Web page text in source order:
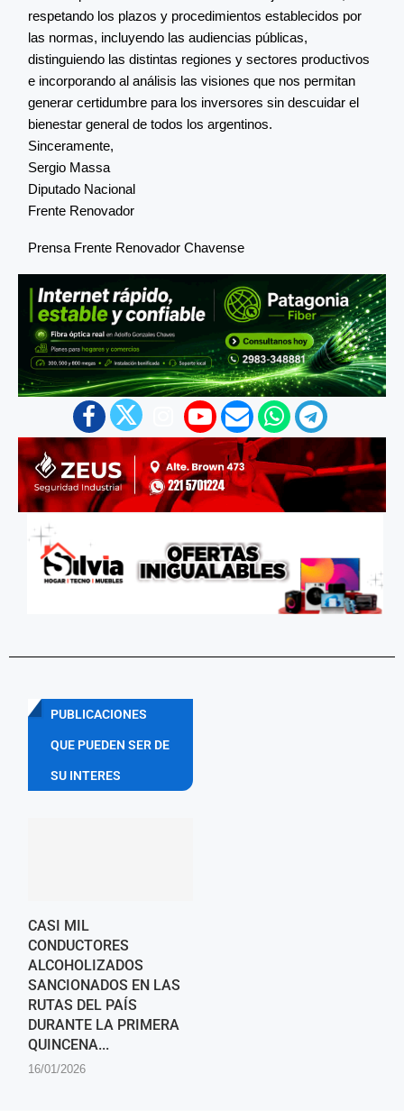
respetando los plazos y procedimientos establecidos por
las normas, incluyendo las audiencias públicas,
distinguiendo las distintas regiones y sectores productivos
e incorporando al análisis las visiones que nos permitan
generar certidumbre para los inversores sin descuidar el
bienestar general de todos los argentinos.
Sinceramente,
Sergio Massa
Diputado Nacional
Frente Renovador
Prensa Frente Renovador Chavense
PUBLICACIONES
QUE PUEDEN SER DE
SU INTERES
CASI MIL
CONDUCTORES
ALCOHOLIZADOS
SANCIONADOS EN LAS
RUTAS DEL PAÍS
DURANTE LA PRIMERA
QUINCENA...
16/01/2026